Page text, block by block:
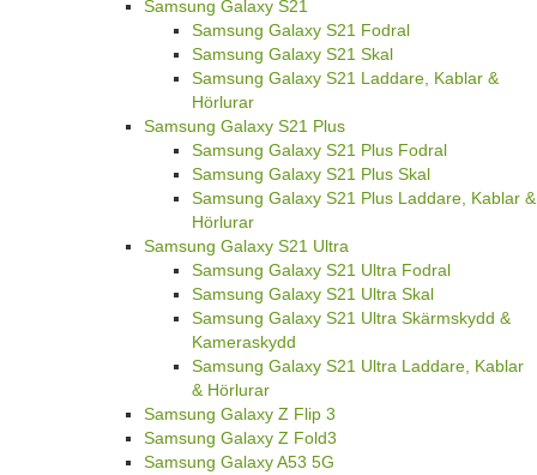
Samsung Galaxy S21
Samsung Galaxy S21 Fodral
Samsung Galaxy S21 Skal
Samsung Galaxy S21 Laddare, Kablar &
Hörlurar
Samsung Galaxy S21 Plus
Samsung Galaxy S21 Plus Fodral
Samsung Galaxy S21 Plus Skal
Samsung Galaxy S21 Plus Laddare, Kablar &
Hörlurar
Samsung Galaxy S21 Ultra
Samsung Galaxy S21 Ultra Fodral
Samsung Galaxy S21 Ultra Skal
Samsung Galaxy S21 Ultra Skärmskydd &
Kameraskydd
Samsung Galaxy S21 Ultra Laddare, Kablar
& Hörlurar
Samsung Galaxy Z Flip 3
Samsung Galaxy Z Fold3
Samsung Galaxy A53 5G